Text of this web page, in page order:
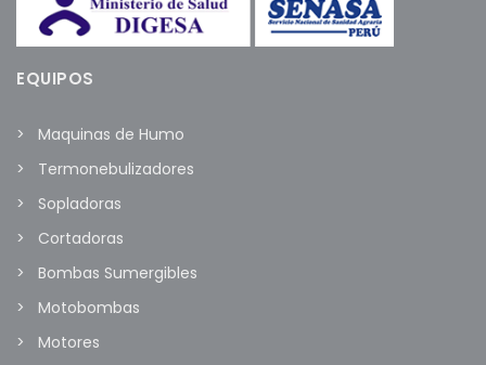
EQUIPOS
Maquinas de Humo
Termonebulizadores
Sopladoras
Cortadoras
Bombas Sumergibles
Motobombas
Motores